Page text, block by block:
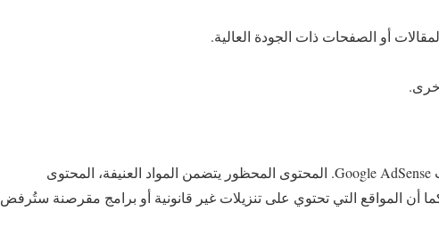
أو الصفحات ذات الجودة العالية.
يجب أن يتوافق المحتوى الذي تنشره مع سياسات Google AdSense. المحتوى المحظور يتضمن المواد العنيفة، المحتوى
أن المواقع التي تحتوي على تنزيلات غير قانونية أو برامج مقرصنة ستُرفض